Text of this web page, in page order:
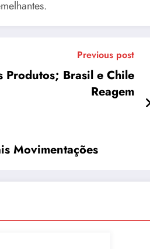
Previous post
Produtos; Brasil e Chile
Reagem
Movimentações